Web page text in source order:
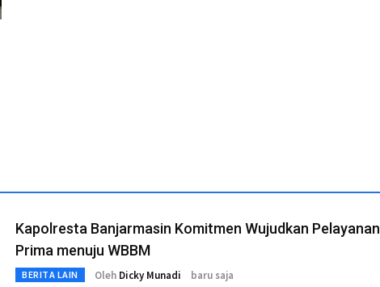
Kapolresta Banjarmasin Komitmen Wujudkan Pelayanan
Prima menuju WBBM
BERITA LAIN Oleh Dicky Munadi baru saja